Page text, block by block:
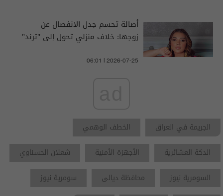
أصالة تحسم جدل الانفصال عن
زوجها: خلاف منزلي تحول إلى "ترند"
06:01 | 2026-07-25
الجريمة في العراق
الخطف الوهمي
الدكة العشائرية
الأجهزة الأمنية
شعلان الحسناوي
السومرية نيوز
محافظة ديالى
سومرية نيوز